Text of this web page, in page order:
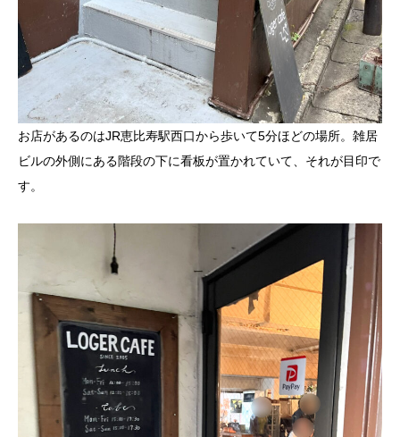
お店があるのはJR恵比寿駅西口から歩いて5分ほどの場所。雑居
ビルの外側にある階段の下に看板が置かれていて、それが目印で
す。